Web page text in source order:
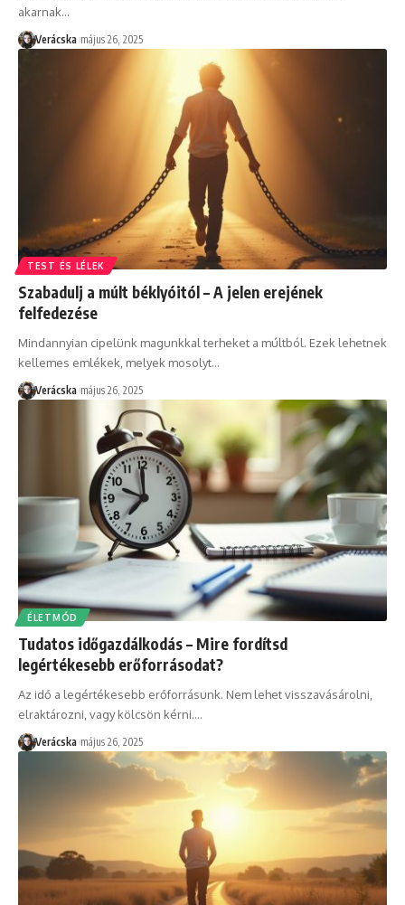
akarnak…
Verácska május 26, 2025
TEST ÉS LÉLEK
Szabadulj a múlt béklyóitól – A jelen erejének
felfedezése
Mindannyian cipelünk magunkkal terheket a múltból. Ezek lehetnek
kellemes emlékek, melyek mosolyt…
Verácska május 26, 2025
ÉLETMÓD
Tudatos időgazdálkodás – Mire fordítsd
legértékesebb erőforrásodat?
Az idő a legértékesebb erőforrásunk. Nem lehet visszavásárolni,
elraktározni, vagy kölcsön kérni.…
Verácska május 26, 2025